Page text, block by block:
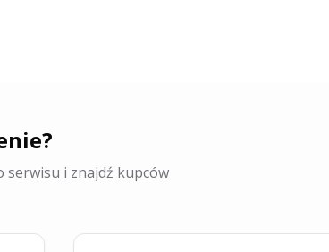
serwisu i znajdź kupców